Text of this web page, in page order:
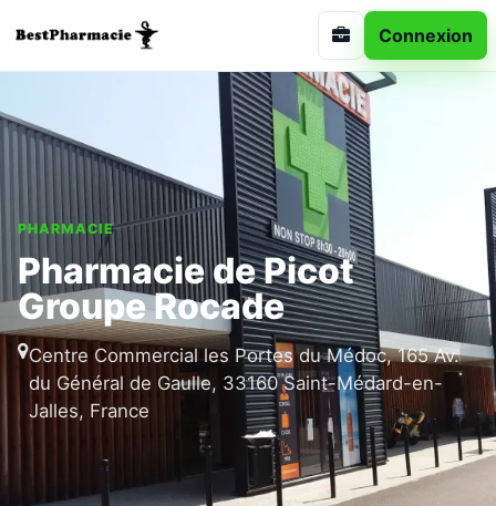
Connexion
PHARMACIE
Pharmacie de Picot
Groupe Rocade
Centre Commercial les Portes du Médoc, 165 Av.
du Général de Gaulle, 33160 Saint-Médard-en-
Jalles, France